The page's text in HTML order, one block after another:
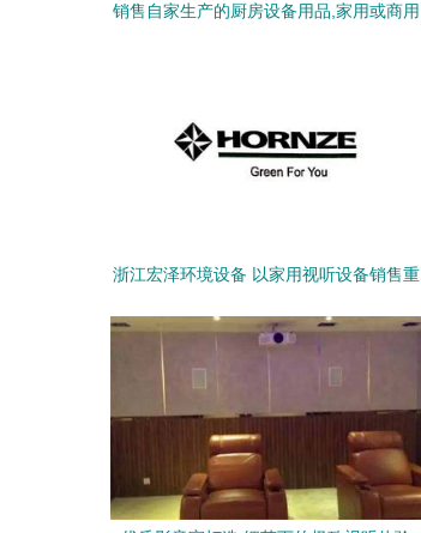
销售自家生产的厨房设备用品,家用或商用
浙江宏泽环境设备 以家用视听设备销售重